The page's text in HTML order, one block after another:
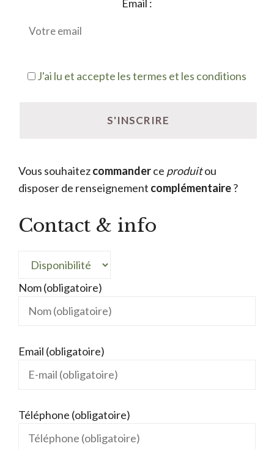
Email :
J'ai lu et accepte les termes et les conditions
Vous souhaitezcommanderce produitou
disposer de renseignement complémentaire?
Contact & info
Nom (obligatoire)
Email (obligatoire)
Téléphone (obligatoire)